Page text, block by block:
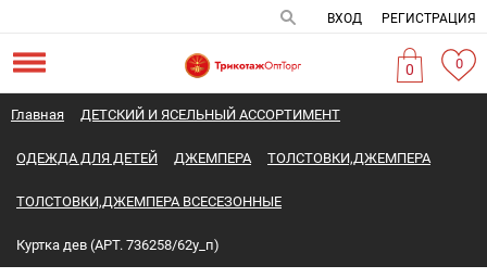
ВХОД РЕГИСТРАЦИЯ
0 0
Главная ДЕТСКИЙ И ЯСЕЛЬНЫЙ АССОРТИМЕНТ
ОДЕЖДА ДЛЯ ДЕТЕЙ ДЖЕМПЕРА ТОЛСТОВКИ,ДЖЕМПЕРА
ТОЛСТОВКИ,ДЖЕМПЕРА ВСЕСЕЗОННЫЕ
Куртка дев (АРТ. 736258/62у_п)